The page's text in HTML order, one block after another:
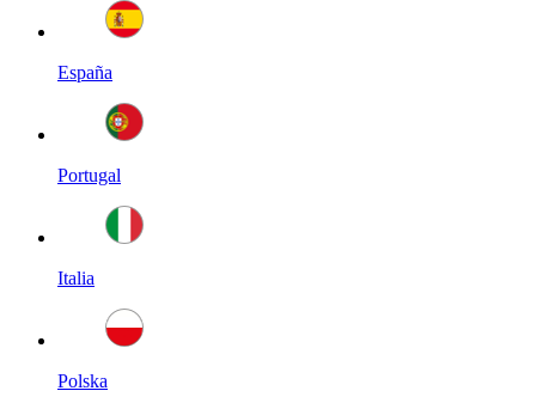
España
Portugal
Italia
Polska